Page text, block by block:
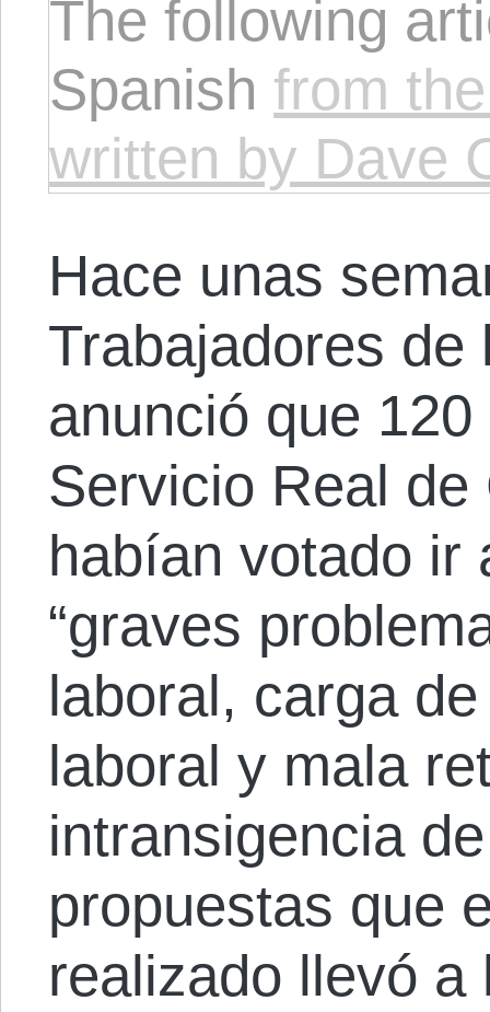
The following
Spanish from
written by Dave
Hace unas
Trabajadores de
anunció que
Servicio Real
habían votado ir
“graves
laboral, carga
laboral y mala
intransigencia
propuestas que
realizado llevó